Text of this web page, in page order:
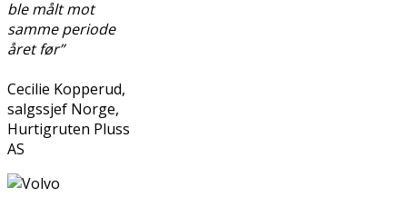
ble målt mot
samme periode
året før”
Cecilie Kopperud,
salgssjef Norge,
Hurtigruten Pluss
AS